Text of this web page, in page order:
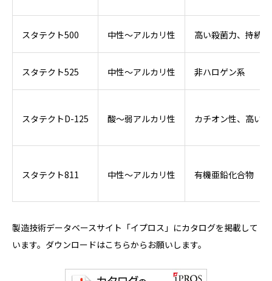
スタテクト500 中性～アルカリ性 高い殺菌力、持続力
スタテクト525 中性～アルカリ性 非ハロゲン系
スタテクトD-125 酸～弱アルカリ性 カチオン性、高い
スタテクト811 中性～アルカリ性 有機亜鉛化合物
製造技術データベースサイト「イプロス」にカタログを掲載して
います。ダウンロードはこちらからお願いします。